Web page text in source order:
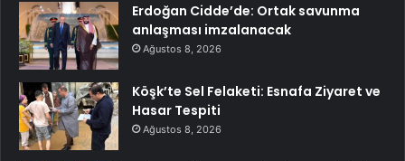
Erdoğan Cidde’de: Ortak savunma
anlaşması imzalanacak
Ağustos 8, 2026
Köşk’te Sel Felaketi: Esnafa Ziyaret ve
Hasar Tespiti
Ağustos 8, 2026